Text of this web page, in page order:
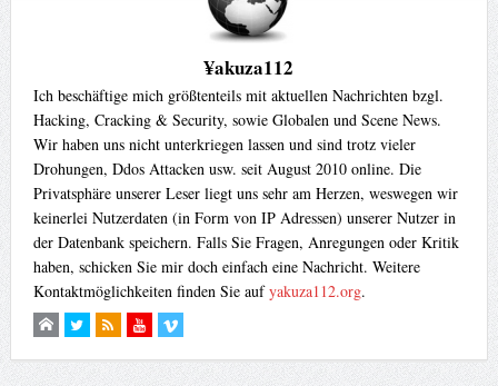
¥akuza112
Ich beschäftige mich größtenteils mit aktuellen Nachrichten bzgl.
Hacking, Cracking & Security, sowie Globalen und Scene News.
Wir haben uns nicht unterkriegen lassen und sind trotz vieler
Drohungen, Ddos Attacken usw. seit August 2010 online. Die
Privatsphäre unserer Leser liegt uns sehr am Herzen, weswegen wir
keinerlei Nutzerdaten (in Form von IP Adressen) unserer Nutzer in
der Datenbank speichern. Falls Sie Fragen, Anregungen oder Kritik
haben, schicken Sie mir doch einfach eine Nachricht. Weitere
Kontaktmöglichkeiten finden Sie aufyakuza112.org.